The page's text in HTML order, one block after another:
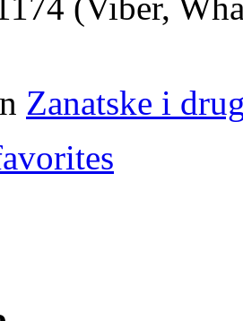
(Viber,
Zanatske i